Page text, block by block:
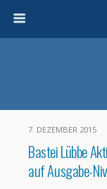
7. DEZEMBER 2015
Bastei Lübbe
auf Ausgabe-